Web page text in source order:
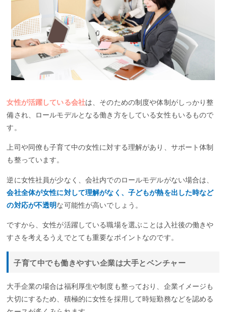
女性が活躍している会社は、そのための制度や体制がしっかり整
備され、ロールモデルとなる働き方をしている女性もいるもので
す。
上司や同僚も子育て中の女性に対する理解があり、サポート体制
も整っています。
逆に女性社員が少なく、会社内でのロールモデルがない場合は、
会社全体が女性に対して理解がなく、子どもが熱を出した時など
の対応が不透明な可能性が高いでしょう。
ですから、女性が活躍している職場を選ぶことは入社後の働きや
すさを考えるうえでとても重要なポイントなのです。
子育て中でも働きやすい企業は大手とベンチャー
大手企業の場合は福利厚生や制度も整っており、企業イメージも
大切にするため、積極的に女性を採用して時短勤務などを認める